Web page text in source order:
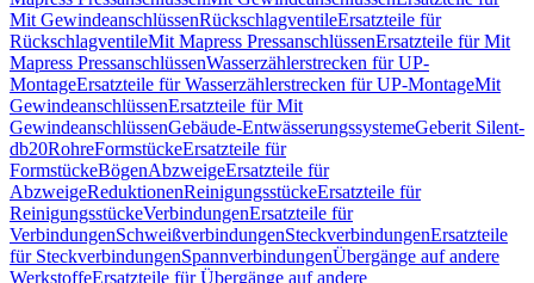
Mit GewindeanschlüssenRückschlagventileErsatzteile für
RückschlagventileMit Mapress PressanschlüssenErsatzteile für Mit
Mapress PressanschlüssenWasserzählerstrecken für UP-
MontageErsatzteile für Wasserzählerstrecken für UP-MontageMit
GewindeanschlüssenErsatzteile für Mit
GewindeanschlüssenGebäude-EntwässerungssystemeGeberit Silent-
db20RohreFormstückeErsatzteile für
FormstückeBögenAbzweigeErsatzteile für
AbzweigeReduktionenReinigungsstückeErsatzteile für
ReinigungsstückeVerbindungenErsatzteile für
VerbindungenSchweißverbindungenSteckverbindungenErsatzteile
für SteckverbindungenSpannverbindungenÜbergänge auf andere
WerkstoffeErsatzteile für Übergänge auf andere